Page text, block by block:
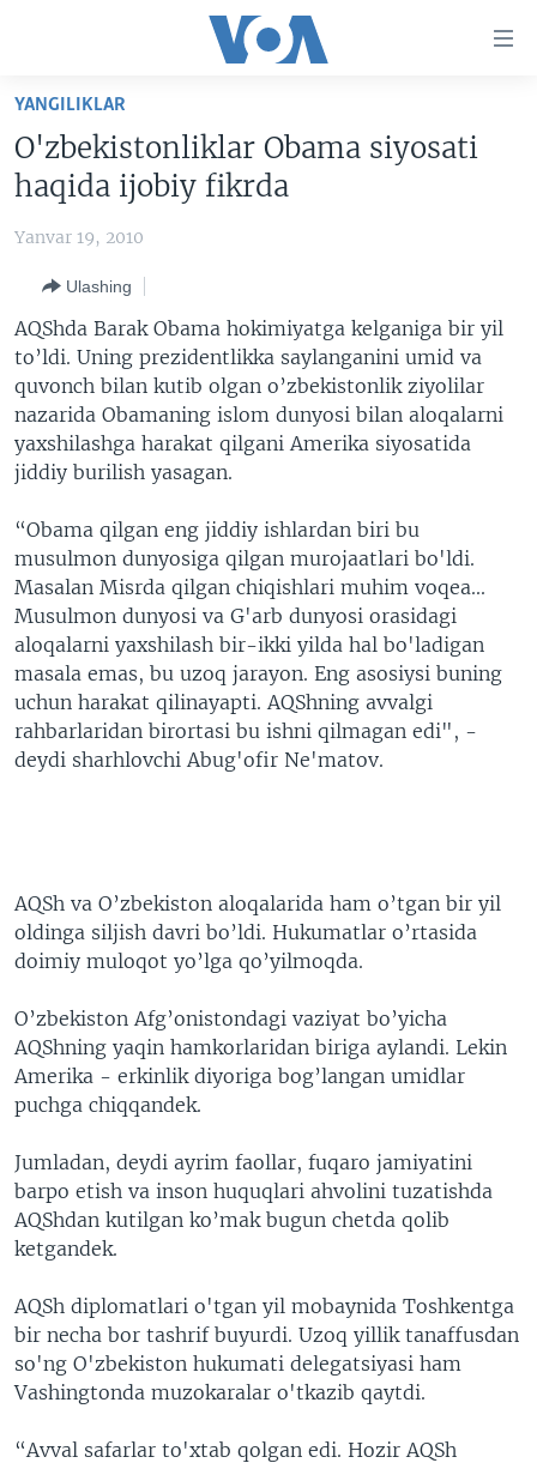
Boshiga
qayting
Qidiruvga
o'ting
AMERIKA
VATANDOSHLAR
MULTIMEDIA
AMERIKA MANZARALARI
XALQARO HAYOT
VASHINGTON CHOYXONASI
VIDEO
XABARLAR SURATLARDA
IJTIMOIY TARMOQLAR
FACEBOOK
YOUTUBE
ODNOKLASSNIKI
TELEGRAM
TWITTER
SOUNDCLOUD
INGLIZ TILI DARSLARI
EDITORIAL
Learning English
YANGILIKLAR
O'zbekistonliklar Obama siyosati
haqida ijobiy fikrda
Yanvar 19, 2010
Ulashing
AQShda Barak Obama hokimiyatga kelganiga bir yil
to’ldi. Uning prezidentlikka saylanganini umid va
quvonch bilan kutib olgan o’zbekistonlik ziyolilar
nazarida Obamaning islom dunyosi bilan aloqalarni
yaxshilashga harakat qilgani Amerika siyosatida
jiddiy burilish yasagan.
“Obama qilgan eng jiddiy ishlardan biri bu
musulmon dunyosiga qilgan murojaatlari bo'ldi.
Masalan Misrda qilgan chiqishlari muhim voqea...
Musulmon dunyosi va G'arb dunyosi orasidagi
aloqalarni yaxshilash bir-ikki yilda hal bo'ladigan
masala emas, bu uzoq jarayon. Eng asosiysi buning
uchun harakat qilinayapti. AQShning avvalgi
rahbarlaridan birortasi bu ishni qilmagan edi", -
deydi sharhlovchi Abug'ofir Ne'matov.
AQSh va O’zbekiston aloqalarida ham o’tgan bir yil
oldinga siljish davri bo’ldi. Hukumatlar o’rtasida
doimiy muloqot yo’lga qo’yilmoqda.
O’zbekiston Afg’onistondagi vaziyat bo’yicha
AQShning yaqin hamkorlaridan biriga aylandi. Lekin
Amerika - erkinlik diyoriga bog’langan umidlar
puchga chiqqandek.
Jumladan, deydi ayrim faollar, fuqaro jamiyatini
barpo etish va inson huquqlari ahvolini tuzatishda
AQShdan kutilgan ko’mak bugun chetda qolib
ketgandek.
AQSh diplomatlari o'tgan yil mobaynida Toshkentga
bir necha bor tashrif buyurdi. Uzoq yillik tanaffusdan
so'ng O'zbekiston hukumati delegatsiyasi ham
Vashingtonda muzokaralar o'tkazib qaytdi.
“Avval safarlar to'xtab qolgan edi. Hozir AQSh